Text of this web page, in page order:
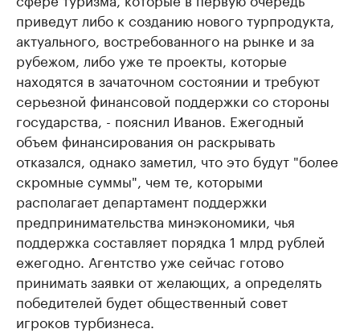
приведут либо к созданию нового турпродукта,
актуального, востребованного на рынке и за
рубежом, либо уже те проекты, которые
находятся в зачаточном состоянии и требуют
серьезной финансовой поддержки со стороны
государства, - пояснил Иванов. Ежегодный
объем финансирования он раскрывать
отказался, однако заметил, что это будут "более
скромные суммы", чем те, которыми
располагает департамент поддержки
предпринимательства минэкономики, чья
поддержка составляет порядка 1 млрд рублей
ежегодно. Агентство уже сейчас готово
принимать заявки от желающих, а определять
победителей будет общественный совет
игроков турбизнеса.